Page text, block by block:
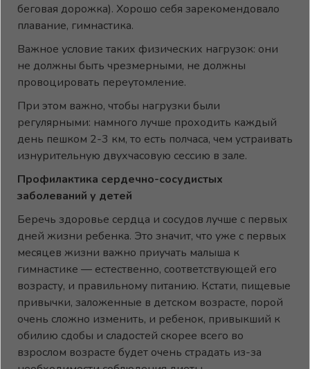
беговая дорожка). Хорошо себя зарекомендовало
плавание, гимнастика.
Важное условие таких физических нагрузок: они
не должны быть чрезмерными, не должны
провоцировать переутомление.
При этом важно, чтобы нагрузки были
регулярными: намного лучше проходить каждый
день пешком 2-3 км, то есть полчаса, чем устраивать
изнурительную двухчасовую сессию в зале.
Профилактика сердечно-сосудистых
заболеваний у детей
Беречь здоровье сердца и сосудов лучше с первых
дней жизни ребенка. Это значит, что уже с первых
месяцев жизни важно приучать малыша к
гимнастике — естественно, соответствующей его
возрасту, и правильному питанию. Кстати, пищевые
привычки, заложенные в детском возрасте, порой
очень сложно изменить, и ребенок, привыкший к
обилию сдобы и сладостей скорее всего во
взрослом возрасте будет очень страдать из-за